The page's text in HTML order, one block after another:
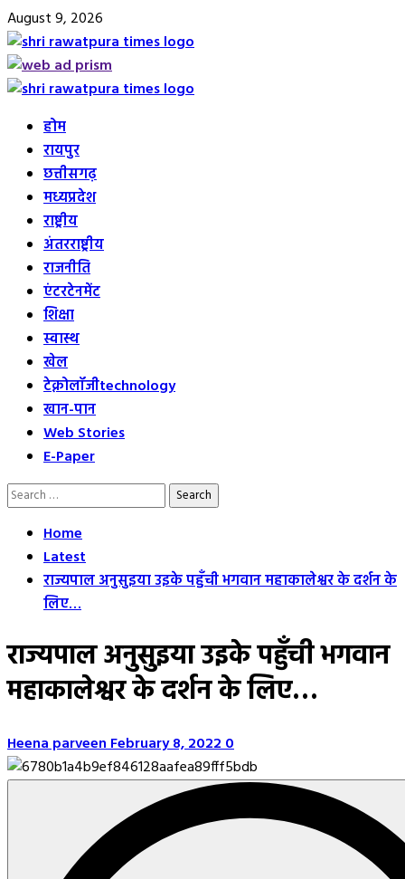
Skip
to
content
August 9, 2026
Primary
होम
रायपुर
छत्तीसगढ़
मध्यप्रदेश
राष्ट्रीय
अंतरराष्ट्रीय
राजनीति
एंटरटेनमेंट
शिक्षा
स्वास्थ
खेल
टेक्नोलॉजीtechnology
खान-पान
Web Stories
E-Paper
Search
Home
Latest
राज्यपाल अनुसुइया उइके पहुँची भगवान महाकालेश्वर के दर्शन के
लिए…
राज्यपाल अनुसुइया उइके पहुँची भगवान
महाकालेश्वर के दर्शन के लिए…
Heena parveenFebruary 8, 20220